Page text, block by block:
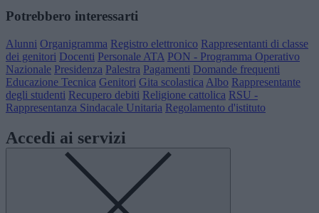
Potrebbero interessarti
Alunni Organigramma Registro elettronico Rappresentanti di classe
dei genitori Docenti Personale ATA PON - Programma Operativo
Nazionale Presidenza Palestra Pagamenti Domande frequenti
Educazione Tecnica Genitori Gita scolastica Albo Rappresentante
degli studenti Recupero debiti Religione cattolica RSU -
Rappresentanza Sindacale Unitaria Regolamento d'istituto
Accedi ai servizi